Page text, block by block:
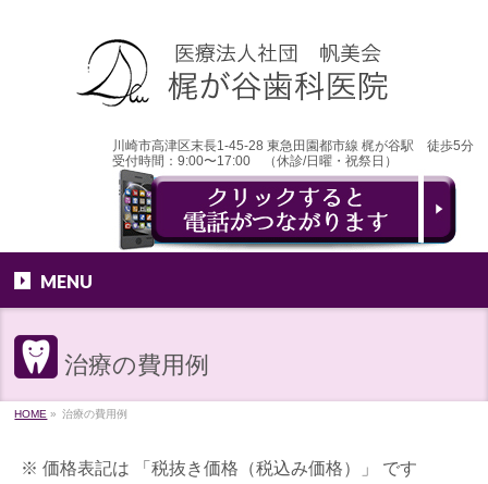
川崎市高津区末長1-45-28 東急田園都市線 梶が谷駅 徒歩5分
受付時間：9:00〜17:00 （休診/日曜・祝祭日）
MENU
治療の費用例
HOME » 治療の費用例
※ 価格表記は 「税抜き価格（税込み価格）」 です